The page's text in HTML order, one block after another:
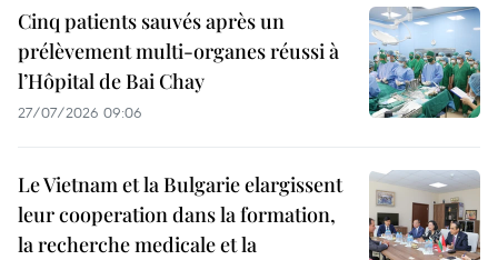
Cinq patients sauvés après un
prélèvement multi-organes réussi à
l’Hôpital de Bai Chay
27/07/2026 09:06
Le Vietnam et la Bulgarie elargissent
leur cooperation dans la formation,
la recherche medicale et la